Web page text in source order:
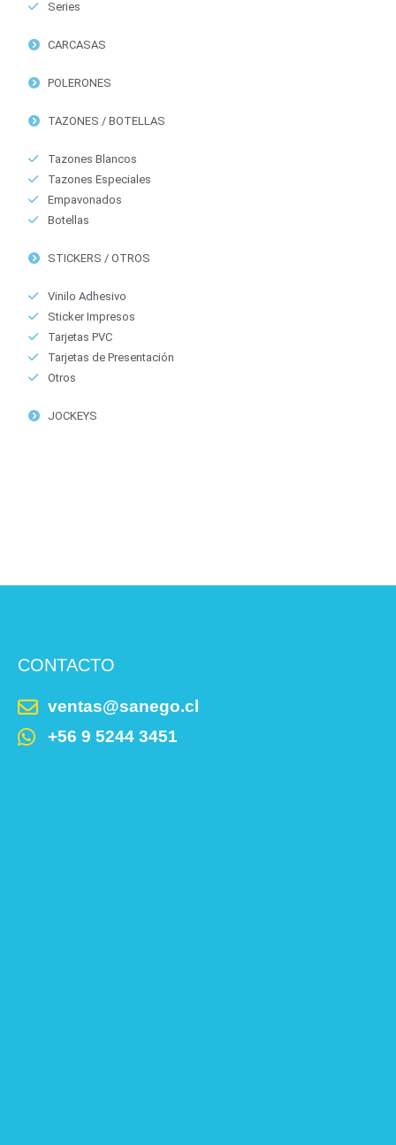
Series
CARCASAS
POLERONES
TAZONES / BOTELLAS
Tazones Blancos
Tazones Especiales
Empavonados
Botellas
STICKERS / OTROS
Vinilo Adhesivo
Sticker Impresos
Tarjetas PVC
Tarjetas de Presentación
Otros
JOCKEYS
CONTACTO
ventas@sanego.cl
+56 9 5244 3451